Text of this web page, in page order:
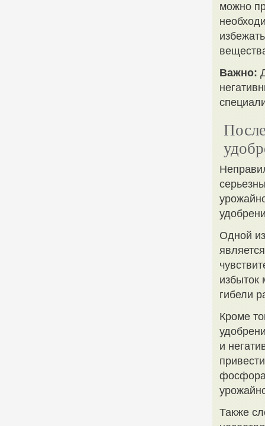
можно
Важно:
Одной
избыток
гибели
Кроме
и
фосфора
Также